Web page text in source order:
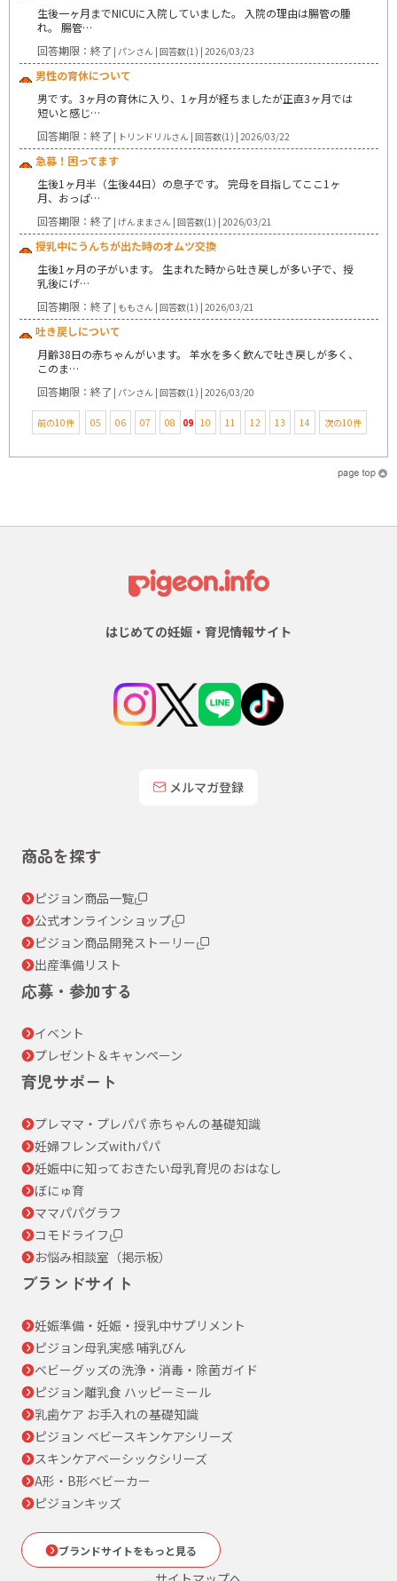
生後一ヶ月までNICUに入院していました。 入院の理由は腸管の腫
れ。 腸管…
回答期限：終了 | パンさん | 回答数(1) | 2026/03/23
男性の育休について
男です。3ヶ月の育休に入り、1ヶ月が経ちましたが正直3ヶ月では
短いと感じ…
回答期限：終了 | トリンドリルさん | 回答数(1) | 2026/03/22
急募！困ってます
生後1ヶ月半（生後44日）の息子です。 完母を目指してここ1ヶ
月、おっぱ…
回答期限：終了 | げんままさん | 回答数(1) | 2026/03/21
授乳中にうんちが出た時のオムツ交換
生後1ヶ月の子がいます。 生まれた時から吐き戻しが多い子で、授
乳後にげ…
回答期限：終了 | ももさん | 回答数(1) | 2026/03/21
吐き戻しについて
月齢38日の赤ちゃんがいます。 羊水を多く飲んで吐き戻しが多く、
このま…
回答期限：終了 | パンさん | 回答数(1) | 2026/03/20
前の10件 05 06 07 08 09 10 11 12 13 14 次の10件
はじめての妊娠・育児情報サイト
メルマガ登録
商品を探す
ピジョン商品一覧
公式オンラインショップ
ピジョン商品開発ストーリー
出産準備リスト
応募・参加する
イベント
プレゼント＆キャンペーン
育児サポート
プレママ・プレパパ 赤ちゃんの基礎知識
妊婦フレンズwithパパ
妊娠中に知っておきたい母乳育児のおはなし
ぼにゅ育
ママパパグラフ
コモドライフ
お悩み相談室（掲示板）
ブランドサイト
妊娠準備・妊娠・授乳中サプリメント
ピジョン母乳実感 哺乳びん
ベビーグッズの洗浄・消毒・除菌ガイド
ピジョン離乳食 ハッピーミール
乳歯ケア お手入れの基礎知識
ピジョン ベビースキンケアシリーズ
スキンケアベーシックシリーズ
A形・B形ベビーカー
ピジョンキッズ
ブランドサイトをもっと見る